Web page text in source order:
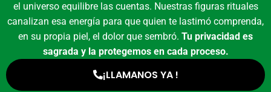
el universo equilibre las cuentas. Nuestras figuras rituales
canalizan esa energía para que quien te lastimó comprenda,
en su propia piel, el dolor que sembró. Tu privacidad es
sagrada y la protegemos en cada proceso.
¡LLAMANOS YA !